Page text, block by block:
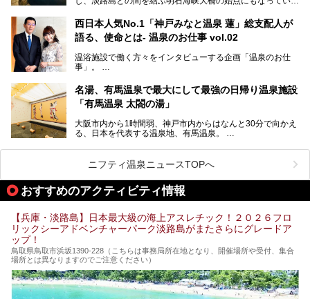
華街をはじめ、きらびやかに発展したハーバーランドなど、
人気観光スポットもめじろ押しです。
そして、温泉好きの視点から見ると、神戸市といえば何とい
湯です。そのお湯をリーズナブルに体験できる健康ランドや
スーパー銭湯があったら……。今回はそんな希望に沿う施設
きます！
西日本人気No.1「神戸みなと温泉 蓮」総支配人が
語る、使命とは- 温泉のお仕事 vol.02
温浴施設で働く方々をインタビューする企画「温泉のお仕
事」。
ング西日本1位、2年連続「ベストオブ宿泊賞」に輝いた
「神戸みなと温泉 蓮」の魅力に迫りました！
名湯、有馬温泉で最大にして最強の日帰り温泉施設
「有馬温泉 太閤の湯」
大阪市内から1時間弱、神戸市内からはなんと30分で向かえ
る、日本を代表する温泉地、有馬温泉。
有名な「金泉」と「銀泉」に加え、人工のの炭酸泉まで楽し
める、ある意味「最強」ともいえる施設です。
今回は自慢のお湯をメインにその魅力の数々を紹介します！
ニフティ温泉ニュースTOPへ
おすすめのアクティビティ情報
【兵庫・淡路島】日本最大級の海上アスレチック！２０２６フロ
リックシーアドベンチャーパーク淡路島がまたさらにグレードア
ップ！
鳥取県鳥取市浜坂1390‐228（こちらは事務局所在地となり、開催場所や受付、集合
場所とは異なりますのでご注意ください）